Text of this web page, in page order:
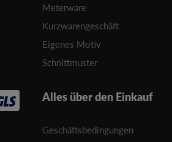
Meterware
Kurzwarengeschäft
Eigenes Motiv
Schnittmuster
Alles über den Einkauf
Geschäftsbedingungen